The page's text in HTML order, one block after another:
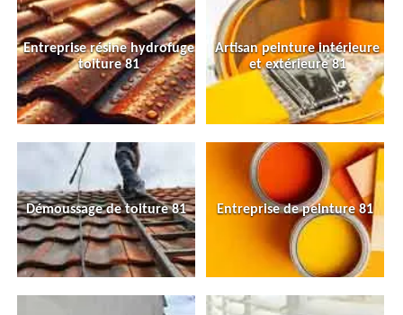
Entreprise résine hydrofuge
toiture 81
Artisan peinture intérieure
et extérieure 81
Démoussage de toiture 81 Entreprise de peinture 81